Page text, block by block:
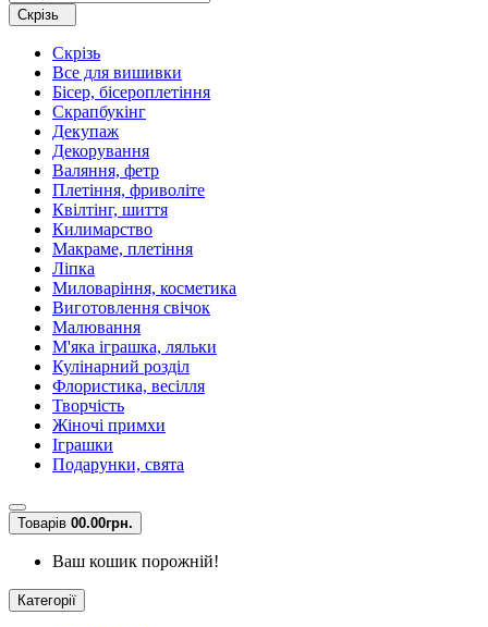
Скрізь
Скрізь
Все для вишивки
Бісер, бісероплетіння
Скрапбукінг
Декупаж
Декорування
Валяння, фетр
Плетіння, фриволіте
Квілтінг, шиття
Килимарство
Макраме, плетіння
Ліпка
Миловаріння, косметика
Виготовлення свічок
Малювання
М'яка іграшка, ляльки
Кулінарний розділ
Флористика, весілля
Творчість
Жіночі примхи
Іграшки
Подарунки, свята
Товарів 00.00грн.
Ваш кошик порожній!
Категорії